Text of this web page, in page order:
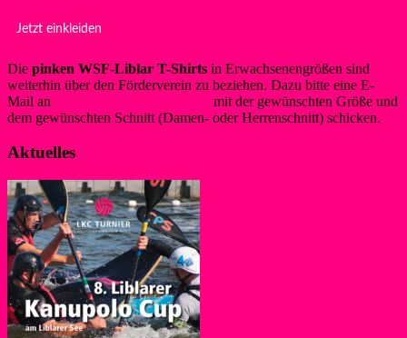
Jetzt einkleiden
Die pinken WSF-Liblar T-Shirts in Erwachsenengrößen sind
weiterhin über den Förderverein zu beziehen. Dazu bitte eine E-
Mail an
mit der gewünschten Größe und
dem gewünschten Schnitt (Damen- oder Herrenschnitt) schicken.
Aktuelles